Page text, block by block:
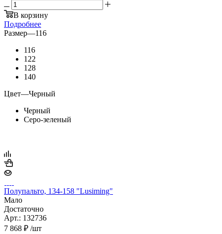
В корзину
Подробнее
Размер—116
116
122
128
140
Цвет—Черный
Черный
Серо-зеленый
Полупальто, 134-158 "Lusiming"
Мало
Достаточно
Арт.: 132736
7 868 ₽ /шт